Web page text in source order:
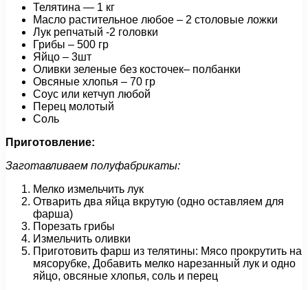
Телятина — 1 кг
Масло растительное любое – 2 столовые ложки
Лук репчатый -2 головки
Грибы – 500 гр
Яйцо – 3шт
Оливки зеленые без косточек– полбанки
Овсяные хлопья – 70 гр
Соус или кетчуп любой
Перец молотый
Соль
Приготовление:
Заготавливаем полуфабрикаты:
Мелко измельчить лук
Отварить два яйца вкрутую (одно оставляем для
фарша)
Порезать грибы
Измельчить оливки
Приготовить фарш из телятины: Мясо прокрутить на
мясорубке, Добавить мелко нарезанный лук и одно
яйцо, овсяные хлопья, соль и перец